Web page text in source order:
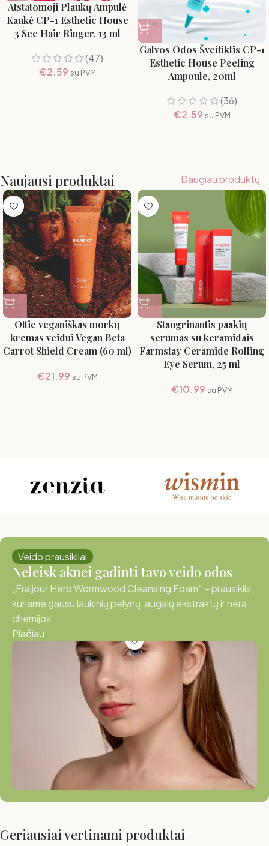
Atstatomoji Plaukų Ampulė
Kaukė CP-1 Esthetic House
3 Sec Hair Ringer, 13 ml
(47)
€2.59 su PVM
Galvos Odos Šveitiklis CP-1
Esthetic House Peeling
Ampoule, 20ml
(36)
€2.59 su PVM
Naujausi produktai Daugiau produktų
Ottie veganiškas morkų
kremas veidui Vegan Beta
Carrot Shield Cream (60 ml)
€21.99 su PVM
Stangrinantis paakių
serumas su keramidais
Farmstay Ceramide Rolling
Eye Serum, 25 ml
€10.99 su PVM
Veido prausikliai
Neleisk aknei gadinti tavo veido odos
„Fraijour Herb Wormwood Cleansing Foam“ – prausiklis,
kuriame gausu laukinių pelynų, augalų ekstraktų ir nėra
chemijos.
Plačiau
Geriausiai vertinami produktai